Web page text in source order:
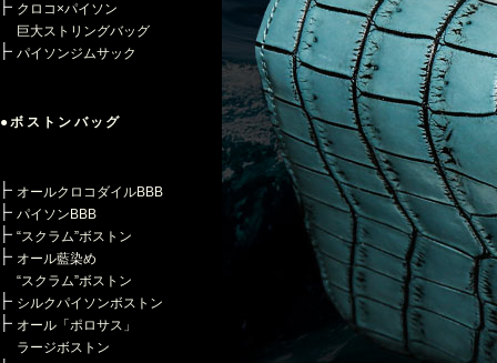
クロコ×パイソン
巨大ストリングバッグ
パイソンジムサック
●ボストンバッグ
オールクロコダイルBBB
パイソンBBB
“スクラム”ボストン
オール藍染め
“スクラム”ボストン
シルクパイソンボストン
オール「ポロサス」
ラージボストン